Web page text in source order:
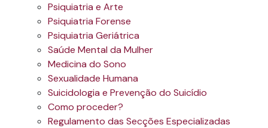
Psiquiatria e Arte
Psiquiatria Forense
Psiquiatria Geriátrica
Saúde Mental da Mulher
Medicina do Sono
Sexualidade Humana
Suicidologia e Prevenção do Suicídio
Como proceder?
Regulamento das Secções Especializadas